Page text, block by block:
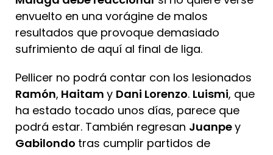
envuelto en una vorágine de malos
resultados que provoque demasiado
sufrimiento de aquí al final de liga.
Pellicer no podrá contar con los lesionados
Ramón, Haitam y Dani Lorenzo. Luismi, que
ha estado tocado unos días, parece que
podrá estar. También regresan Juanpey
Gabilondo tras cumplir partidos de